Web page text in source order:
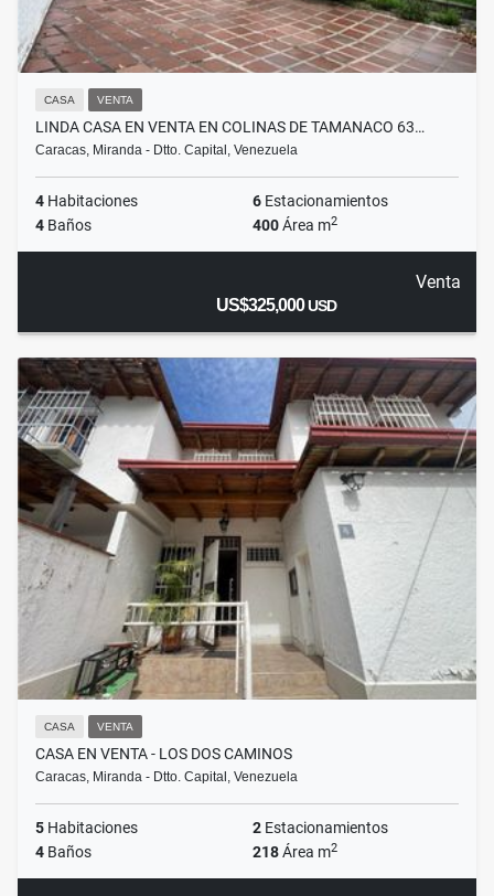
CASA VENTA
LINDA CASA EN VENTA EN COLINAS DE TAMANACO 63…
Caracas, Miranda - Dtto. Capital, Venezuela
4 Habitaciones 6 Estacionamientos
4 Baños 400Área m2
Venta
US$325,000USD
CASA VENTA
CASA EN VENTA - LOS DOS CAMINOS
Caracas, Miranda - Dtto. Capital, Venezuela
5 Habitaciones 2 Estacionamientos
4 Baños 218Área m2